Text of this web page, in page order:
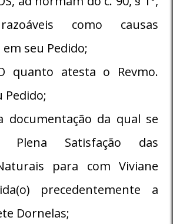
como causas
seu Pedido;
quanto atesta o Revmo.
Pedido;
documentação da qual se
Plena Satisfação das
para com Viviane
precedentemente a
Dornelas;